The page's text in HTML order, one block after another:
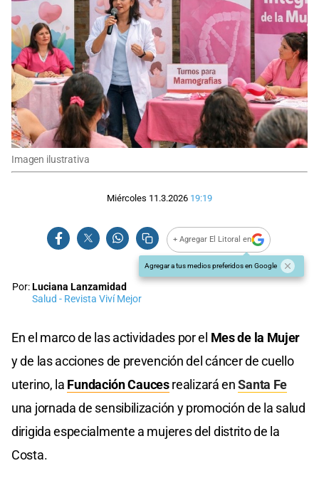
Imagen ilustrativa
Miércoles 11.3.2026 19:19
+ Agregar El Litoral en
Agregar a tus medios preferidos en Google
Por:Luciana Lanzamidad
Salud - Revista Viví Mejor
En el marco de las actividades por el Mes de la Mujer
y de las acciones de prevención del cáncer de cuello
uterino, la Fundación Caucesrealizará enSanta Fe
una jornada de sensibilización y promoción de la salud
dirigida especialmente a mujeres del distrito de la
Costa.